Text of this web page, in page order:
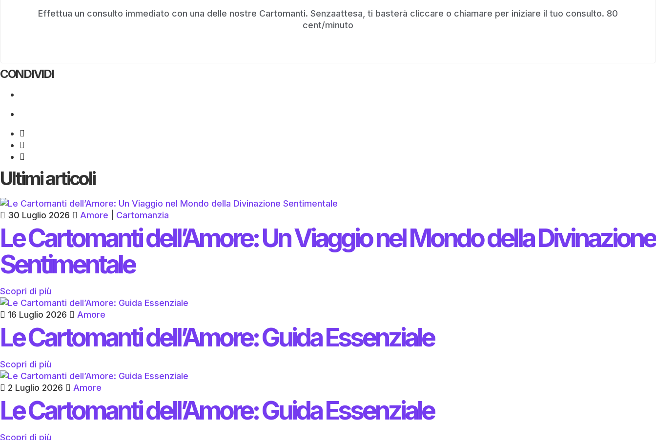
Effettua un consulto immediato con una delle nostre Cartomanti. Senzaattesa, ti basterà cliccare o chiamare per iniziare il tuo consulto. 80
cent/minuto
CONDIVIDI
Ultimi articoli
30 Luglio 2026 Amore Cartomanzia
Le Cartomanti dell’Amore: Un Viaggio nel Mondo della Divinazione
Sentimentale
Scopri di più
16 Luglio 2026 Amore
Le Cartomanti dell’Amore: Guida Essenziale
Scopri di più
2 Luglio 2026 Amore
Le Cartomanti dell’Amore: Guida Essenziale
Scopri di più